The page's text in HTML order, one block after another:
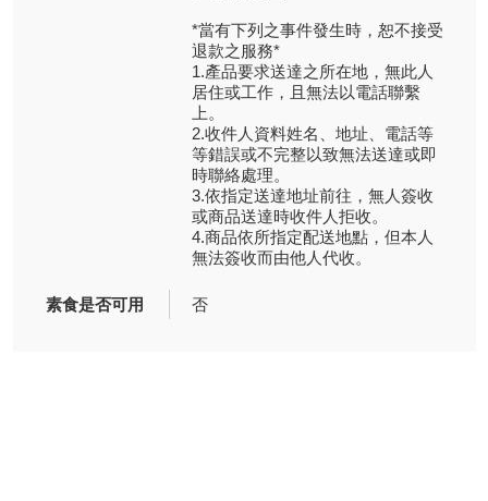
*當有下列之事件發生時，恕不接受
退款之服務*
1.產品要求送達之所在地，無此人
居住或工作，且無法以電話聯繫
上。
2.收件人資料姓名、地址、電話等
等錯誤或不完整以致無法送達或即
時聯絡處理。
3.依指定送達地址前往，無人簽收
或商品送達時收件人拒收。
4.商品依所指定配送地點，但本人
無法簽收而由他人代收。
素食是否可用 否